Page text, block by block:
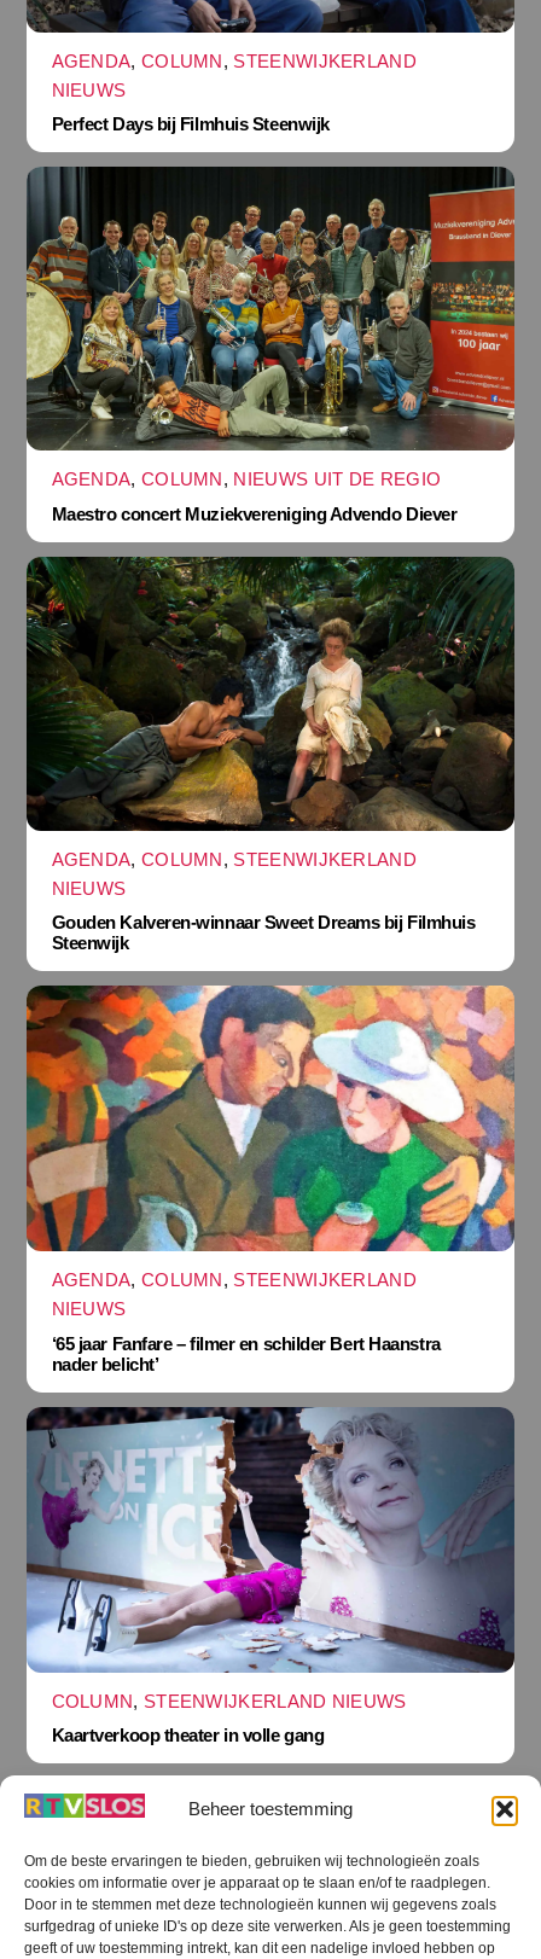
Beheer toestemming
Om de beste ervaringen te bieden, gebruiken wij technologieën zoals
cookies om informatie over je apparaat op te slaan en/of te raadplegen.
Door in te stemmen met deze technologieën kunnen wij gegevens zoals
surfgedrag of unieke ID's op deze site verwerken. Als je geen toestemming
geeft of uw toestemming intrekt, kan dit een nadelige invloed hebben op
AGENDA, COLUMN, STEENWIJKERLAND
NIEUWS
Perfect Days bij Filmhuis Steenwijk
AGENDA, COLUMN, NIEUWS UIT DE REGIO
Maestro concert Muziekvereniging Advendo Diever
AGENDA, COLUMN, STEENWIJKERLAND
NIEUWS
Gouden Kalveren-winnaar Sweet Dreams bij Filmhuis
Steenwijk
AGENDA, COLUMN, STEENWIJKERLAND
NIEUWS
‘65 jaar Fanfare – filmer en schilder Bert Haanstra
nader belicht’
COLUMN, STEENWIJKERLAND NIEUWS
Kaartverkoop theater in volle gang
Terug
naar
boven